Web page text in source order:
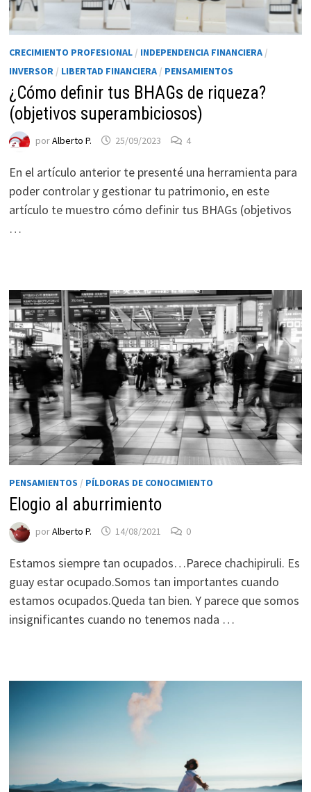
CRECIMIENTO PROFESIONAL/ INDEPENDENCIA FINANCIERA/
INVERSOR/ LIBERTAD FINANCIERA/ PENSAMIENTOS
¿Cómo definir tus BHAGs de riqueza?
(objetivos superambiciosos)
porAlberto P. 25/09/2023 4
En el artículo anterior te presenté una herramienta para
poder controlar y gestionar tu patrimonio, en este
artículo te muestro cómo definir tus BHAGs (objetivos
…
PENSAMIENTOS / PÍLDORAS DE CONOCIMIENTO
Elogio al aburrimiento
porAlberto P. 14/08/2021 0
Estamos siempre tan ocupados…Parece chachipiruli. Es
guay estar ocupado.Somos tan importantes cuando
estamos ocupados.Queda tan bien. Y parece que somos
insignificantes cuando no tenemos nada …
base a cómo
Experiencia
Para que
nuestra web
funcione lo
mejor posible
visita. Si
rechaza estas
cookies,
algunas
Marketing
Al compartir tus
intereses y
comportamiento
mientras visitas
nuestro sitio,
aumentas la
posibilidad de
ver contenido y
ofertas
personalizados.